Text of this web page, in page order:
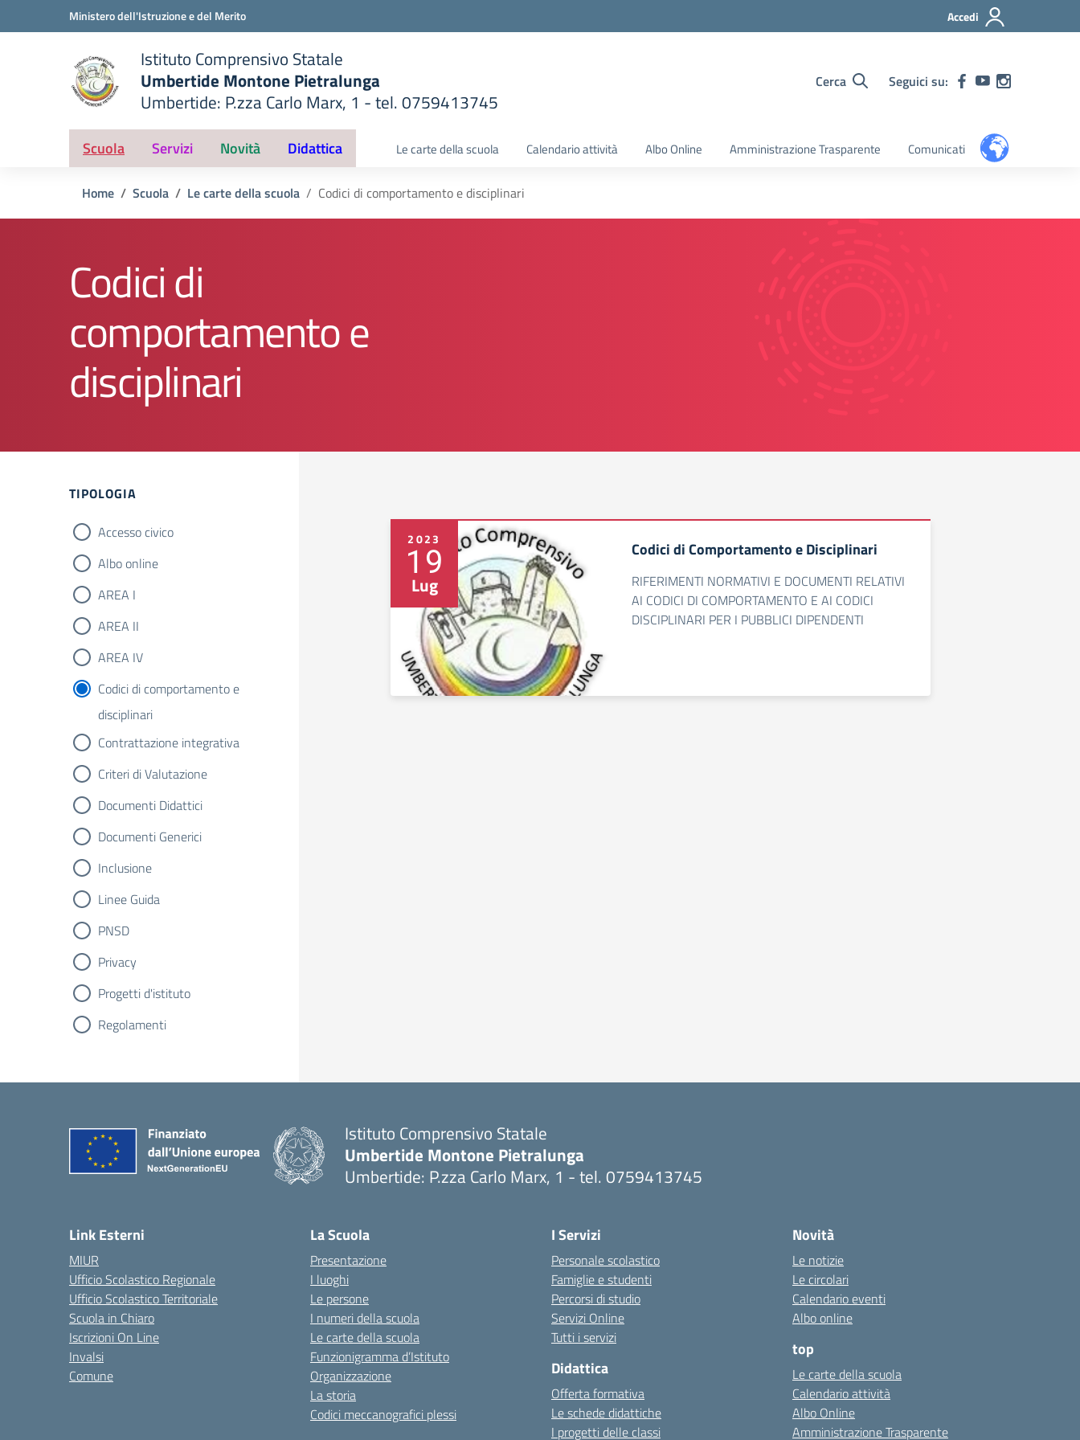
Vai ai contenuti
Vai al menu di navigazioneMinistero dell'Istruzione e del Merito Accedi
scuola
Istituto Comprensivo Statale
Umbertide Montone Pietralunga
Umbertide: P.zza Carlo Marx, 1 - tel. 0759413745
— Visita la pagina iniziale della scuola
Cerca Seguici su:
Scuola Servizi Novità Didattica Le carte della scuola Calendario attività Albo Online Amministrazione Trasparente Comunicati
Home Scuola Le carte della scuola Codici di comportamento e disciplinari
Codici di
comportamento e
disciplinari
Filtri
TIPOLOGIA
Accesso civico
Albo online
AREA I
AREA II
AREA IV
Codici di comportamento e
disciplinari
Contrattazione integrativa
Criteri di Valutazione
Documenti Didattici
Documenti Generici
Inclusione
Linee Guida
PNSD
Privacy
Progetti d'istituto
Regolamenti
2023
19
Lug
Codici di Comportamento e Disciplinari
RIFERIMENTI NORMATIVI E DOCUMENTI RELATIVI
AI CODICI DI COMPORTAMENTO E AI CODICI
DISCIPLINARI PER I PUBBLICI DIPENDENTI
Istituto Comprensivo Statale
Umbertide Montone Pietralunga
Umbertide: P.zza Carlo Marx, 1 - tel. 0759413745
Link Esterni
MIUR
Ufficio Scolastico Regionale
Ufficio Scolastico Territoriale
Scuola in Chiaro
Iscrizioni On Line
Invalsi
Comune
La Scuola
Presentazione
I luoghi
Le persone
I numeri della scuola
Le carte della scuola
Funzionigramma d’Istituto
Organizzazione
La storia
Codici meccanografici plessi
I Servizi
Personale scolastico
Famiglie e studenti
Percorsi di studio
Servizi Online
Tutti i servizi
Didattica
Offerta formativa
Le schede didattiche
I progetti delle classi
Novità
Le notizie
Le circolari
Calendario eventi
Albo online
top
Le carte della scuola
Calendario attività
Albo Online
Amministrazione Trasparente